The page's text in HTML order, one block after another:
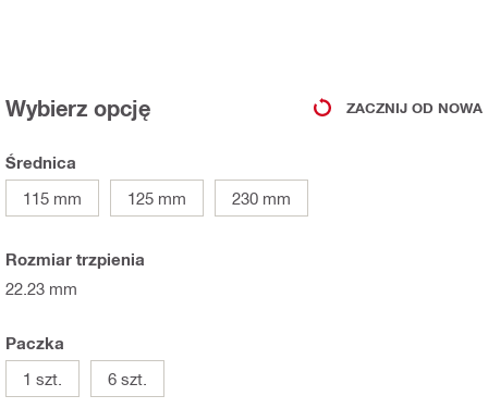
Wybierz opcję ZACZNIJ OD NOWA
Średnica
115 mm
125 mm 230 mm
Rozmiar trzpienia
22.23 mm
Paczka
1 szt.
6 szt.